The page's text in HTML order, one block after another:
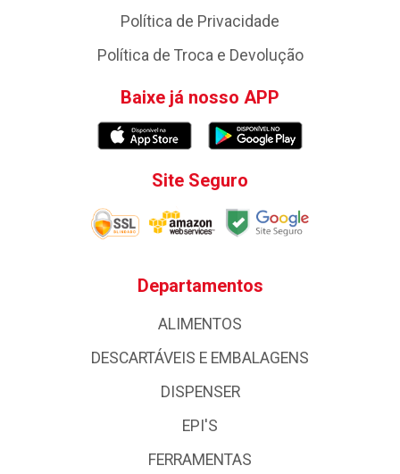
Política de Privacidade
Política de Troca e Devolução
Baixe já nosso APP
Site Seguro
Departamentos
ALIMENTOS
DESCARTÁVEIS E EMBALAGENS
DISPENSER
EPI'S
FERRAMENTAS